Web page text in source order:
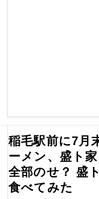
稲毛駅前に7月
ーメン、盛ト
全部のせ？ 盛
食べてみた